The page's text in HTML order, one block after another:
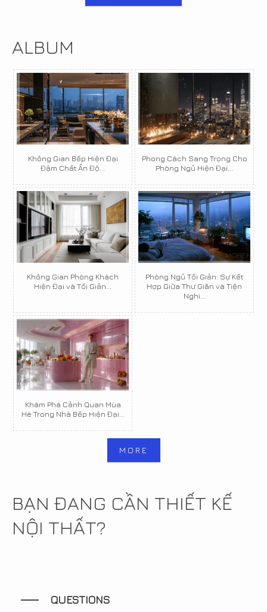
ALBUM
Không Gian Bếp Hiện Đại
Đậm Chất Ấn Độ...
Phong Cách Sang Trọng Cho
Phòng Ngủ Hiện Đại...
Không Gian Phòng Khách
Hiện Đại và Tối Giản...
Phòng Ngủ Tối Giản: Sự Kết
Hợp Giữa Thư Giãn và Tiện
Nghi...
Khám Phá Cảnh Quan Mùa
Hè Trong Nhà Bếp Hiện Đại...
MORE
BẠN ĐANG CẦN THIẾT KẾ
NỘI THẤT?
QUESTIONS